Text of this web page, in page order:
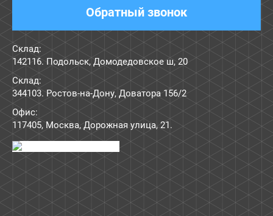
Обратный звонок
Склад:
142116. Подольск, Домодедовское ш, 20
Склад:
344103. Ростов-на-Дону, Доватора 156/2
Офис:
117405, Москва, Дорожная улица, 21.